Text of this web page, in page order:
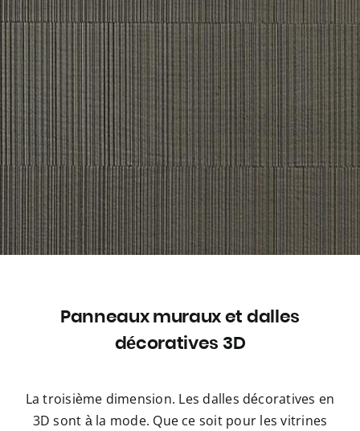
Panneaux muraux et dalles
décoratives 3D
La troisième dimension. Les dalles décoratives en
3D sont à la mode. Que ce soit pour les vitrines